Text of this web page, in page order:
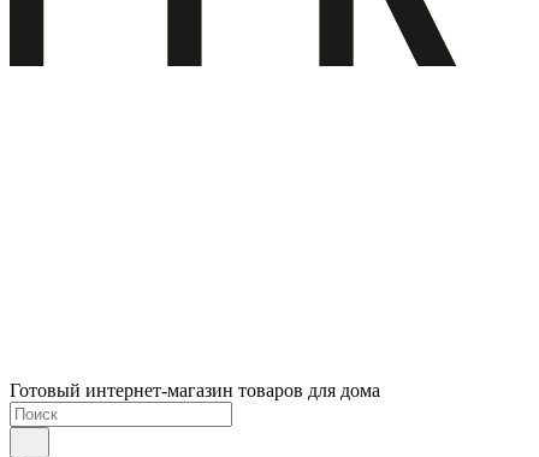
Готовый интернет-магазин товаров для дома